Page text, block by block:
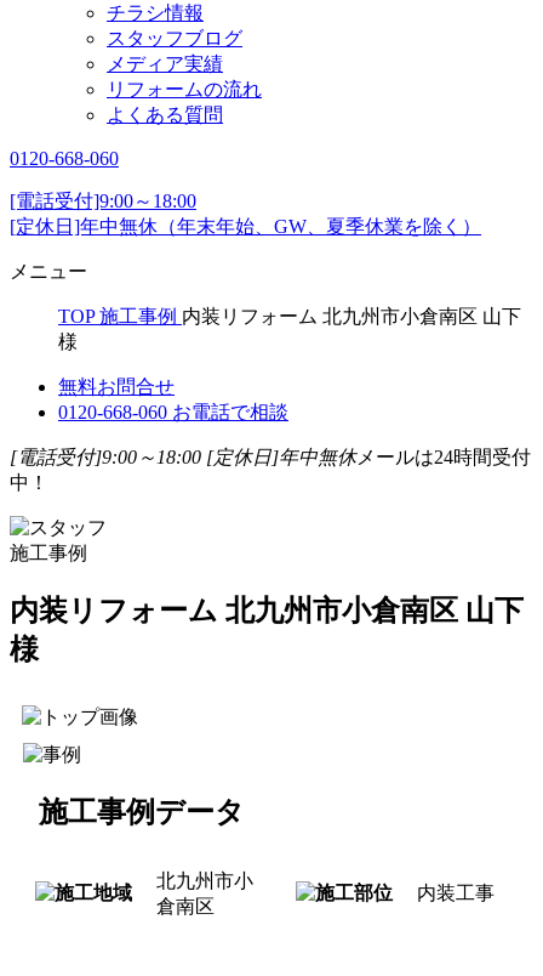
チラシ情報
スタッフブログ
メディア実績
リフォームの流れ
よくある質問
0120-668-060
[電話受付]9:00～18:00
[定休日]年中無休（年末年始、GW、夏季休業を除く）
メニュー
TOP 施工事例 内装リフォーム 北九州市小倉南区 山下
様
無料お問合せ
0120-668-060 お電話で相談
[電話受付]9:00～18:00 [定休日]年中無休メールは24時間受付
中！
施工事例
内装リフォーム 北九州市小倉南区 山下
様
施工事例データ
北九州市小
倉南区
内装工事